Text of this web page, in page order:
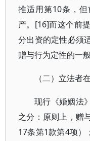
推适用第10条，
产。[16]而这个前
分出资的定性必须
赠与行为定性的一般
（二）立法者
现行《婚姻法
之分：原则上，赠
17条第1款第4项）